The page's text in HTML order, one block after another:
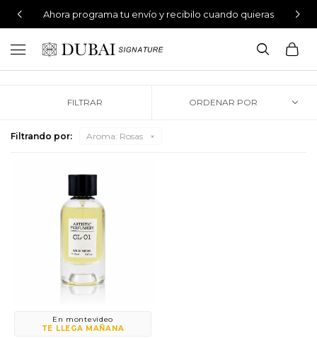
Ahora programa tu envío y recibilo cuando quieras
Perfumes 100% originales
Envíos gratis en compras mayores a $4.499

Filtrando por: Aroma: Rosas
En montevideo
TE LLEGA MAÑANA